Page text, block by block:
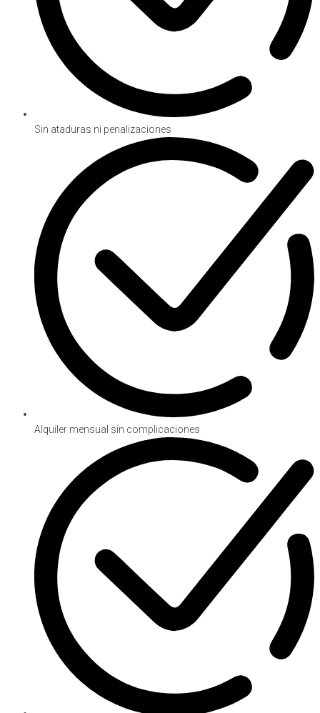
Sin ataduras ni penalizaciones
Alquiler mensual sin complicaciones